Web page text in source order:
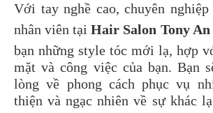
Với tay nghề cao, chuyên
nhân viên tạiHair Salon Tony An
bạn những style tóc mới lạ, hợp
mặt và công việc của bạn. Bạn
lòng về phong cách phục vụ
thiện và ngạc nhiên về sự khác